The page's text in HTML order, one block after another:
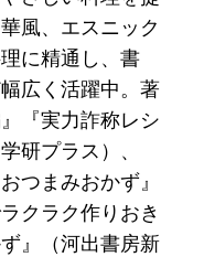
風、エスニック
に精通し、書
広く活躍中。著
『実力詐称レシ
研プラス）、
つまみおかず』
クラク作りおき
』（河出書房新